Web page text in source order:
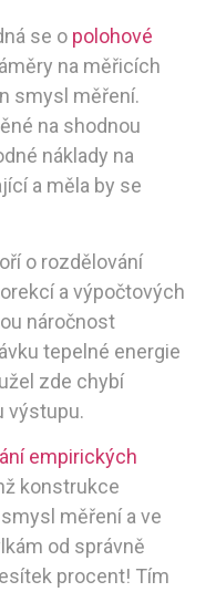
se o polohové
na měřicích
smysl měření.
na shodnou
náklady na
a měla by se
o rozdělování
a výpočtových
náročnost
tepelné energie
zde chybí
výstupu.
empirických
konstrukce
měření a ve
od správně
procent! Tím